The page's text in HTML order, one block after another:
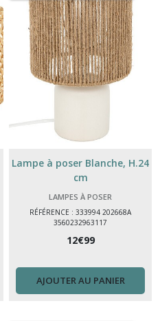
Lampe à poser Blanche, H.24
cm
LAMPES À POSER
RÉFÉRENCE : 333994 202668A
3560232963117
12€99
AJOUTER AU PANIER